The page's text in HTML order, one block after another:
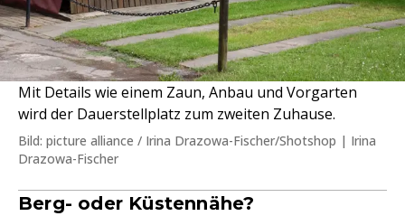
Mit Details wie einem Zaun, Anbau und Vorgarten
wird der Dauerstellplatz zum zweiten Zuhause.
Bild: picture alliance / Irina Drazowa-Fischer/Shotshop | Irina
Drazowa-Fischer
Berg- oder Küstennähe?